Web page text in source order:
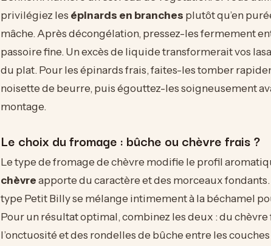
privilégiez les épinards en branches plutôt qu’en
mâche. Après décongélation, pressez-les fermement
passoire fine. Un excès de liquide transformerait vos
du plat. Pour les épinards frais, faites-les tomber
noisette de beurre, puis égouttez-les soigneusement
montage.
Le choix du fromage : bûche ou chèvre frais ?
Le type de fromage de chèvre modifie le profil
chèvreapporte du caractère et des morceaux fondants.
type Petit Billy se mélange intimement à la béchamel
Pour un résultat optimal, combinez les deux : du chèvre
l’onctuosité et des rondelles de bûche entre les